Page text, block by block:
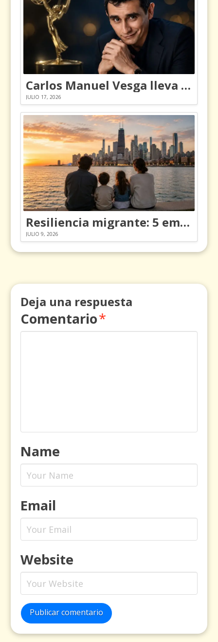
Carlos Manuel Vesga lleva el nombre de Colombia a los Emmy
JULIO 17, 2026
Resiliencia migrante: 5 emociones y cómo gestionarlas
JULIO 9, 2026
Deja una respuesta
Comentario*
Name
Email
Website
Publicar comentario